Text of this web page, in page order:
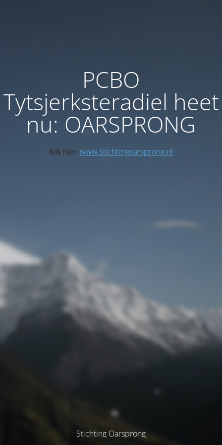
PCBO
Tytsjerksteradiel heet
nu: OARSPRONG
Klik hier: www.stichtingoarsprong.nl
Stichting Oarsprong